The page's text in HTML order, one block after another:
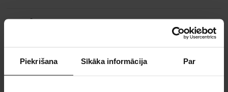
Piekrišana Sīkāka informācija Par
Ātra klientu apkalpošana